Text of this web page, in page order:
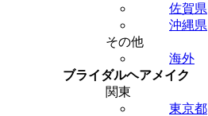
佐賀県
沖縄県
その他
海外
ブライダルヘアメイク
関東
東京都